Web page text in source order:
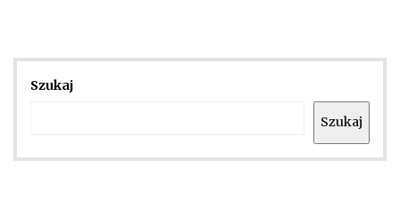
Szukaj
Szukaj